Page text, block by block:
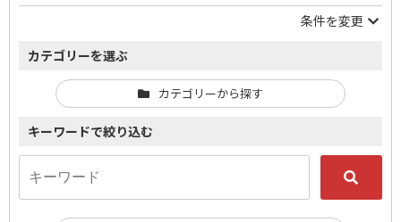
条件を変更
カテゴリーを選ぶ
カテゴリーから探す
キーワードで絞り込む